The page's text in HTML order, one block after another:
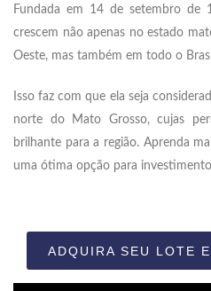
Fundada em 14 de setembro de
crescem não apenas no estado
Oeste, mas também em todo o
Isso faz com que ela seja
norte do Mato Grosso, cujas
brilhante para a região. Aprenda
uma ótima opção para
ADQUIRA SEU LOTE